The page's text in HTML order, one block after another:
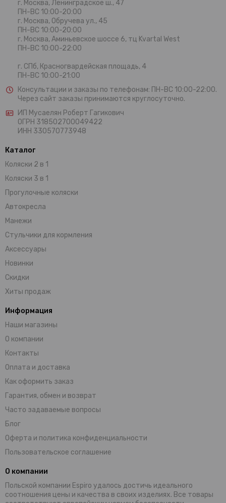
г. Москва, Ленинградское ш., 47
ПН-ВС 10:00-20:00
г. Москва, Обручева ул., 45
ПН-ВС 10:00-20:00
г. Москва, Аминьевское шоссе 6, тц Kvartal West
ПН-ВС 10:00-22:00
г. СПб, Красногвардейская площадь, 4
ПН-ВС 10:00-21:00
Консультации и заказы по телефонам: ПН-ВС 10:00-22:00.
Через сайт заказы принимаются круглосуточно.
ИП Мусаелян Роберт Гагикович
ОГРН 318502700049422
ИНН 330570773948
Каталог
Коляски 2 в 1
Коляски 3 в 1
Прогулочные коляски
Автокресла
Манежи
Стульчики для кормления
Аксессуары
Новинки
Скидки
Хиты продаж
Информация
Наши магазины
О компании
Контакты
Оплата и доставка
Как оформить заказ
Гарантия, обмен и возврат
Часто задаваемые вопросы
Блог
Оферта и политика конфиденциальности
Пользовательское соглашение
О компании
Польской компании Espiro удалось достичь идеального
соотношения цены и качества в своих изделиях. Все товары